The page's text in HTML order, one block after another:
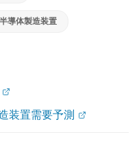
半導体製造装置
装置需要予測